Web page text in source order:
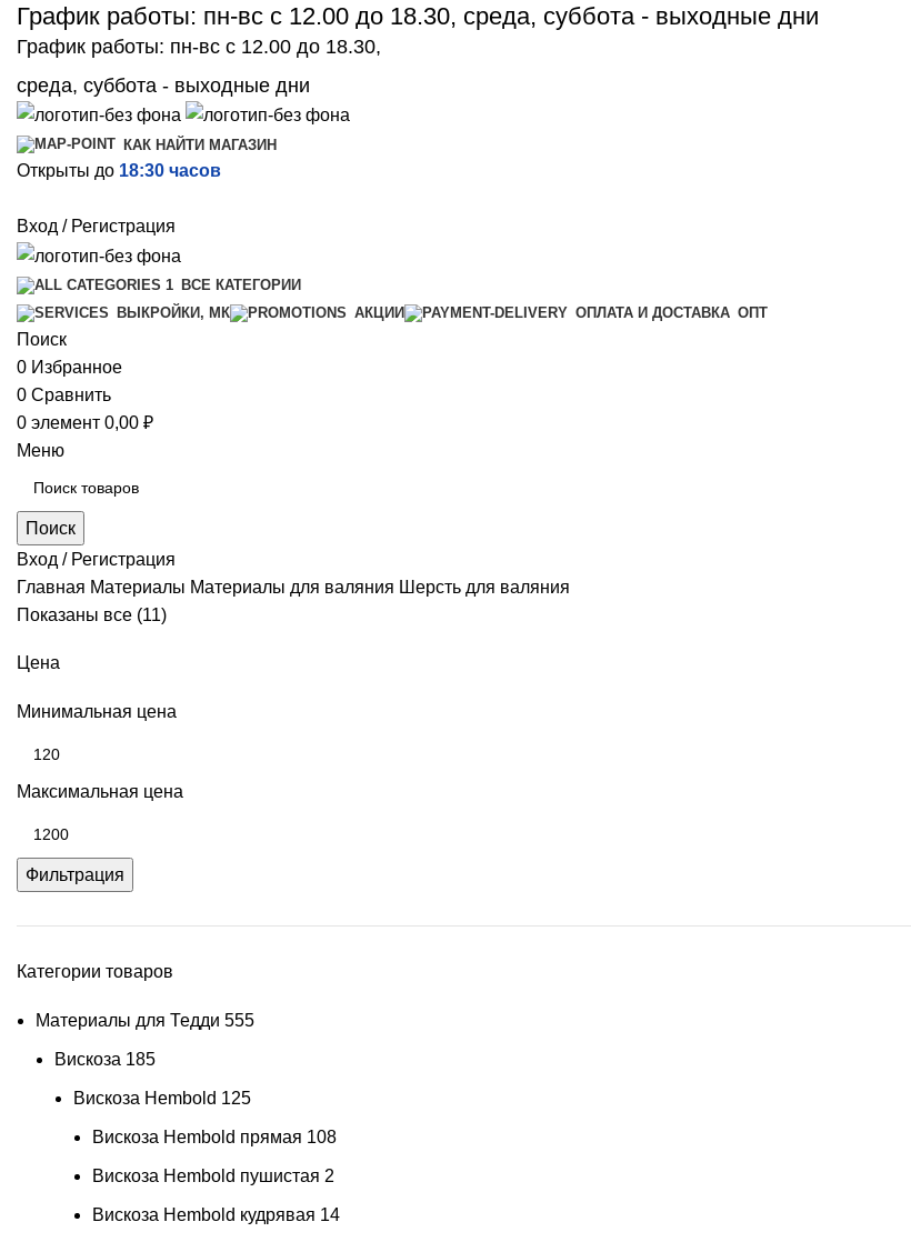
График работы: пн-вс с 12.00 до 18.30, среда, суббота - выходные дни
График работы: пн-вс с 12.00 до 18.30,
среда, суббота - выходные дни
КАК НАЙТИ МАГАЗИН
Открыты до 18:30 часов
Вход / Регистрация
ВСЕ КАТЕГОРИИ
ВЫКРОЙКИ, МК
АКЦИИ ОПЛАТА И ДОСТАВКА ОПТ
Поиск
0 Избранное
0 Сравнить
0 элемент 0,00 ₽
Меню
Поиск
Вход / Регистрация
Главная Материалы Материалы для валяния Шерсть для валяния
Показаны все (11)
Цена
Минимальная цена
Максимальная цена
Фильтрация
Категории товаров
Материалы для Тедди 555
Вискоза 185
Вискоза Hembold 125
Вискоза Hembold прямая 108
Вискоза Hembold пушистая 2
Вискоза Hembold кудрявая 14